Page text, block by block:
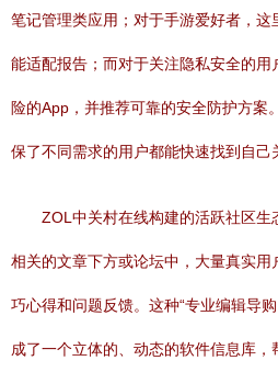
笔记管理类应用；对于手游爱好者，
能适配报告；而对于关注隐私安全的
险的App，并推荐可靠的安全防护方案
保了不同需求的用户都能快速找到自己
ZOL中关村在线构建的活跃社区
相关的文章下方或论坛中，大量真实
巧心得和问题反馈。这种“专业编辑导
成了一个立体的、动态的软件信息库